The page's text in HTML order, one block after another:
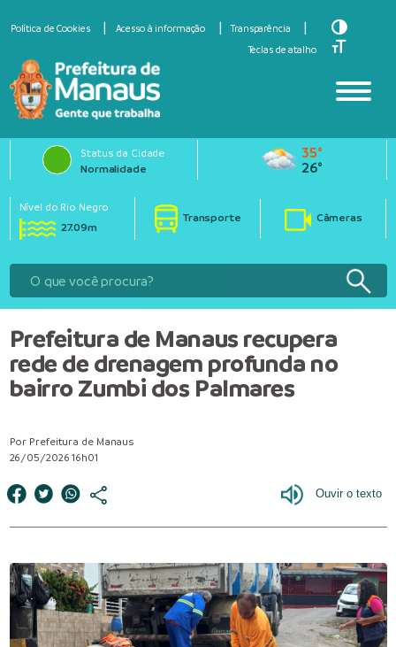
Política de Cookies Acesso à informação
Transparência
Teclas de atalho
Toggle
Toggle
Status da Cidade
Normalidade
35°
26°
Nível do Rio Negro
27.09m
Transporte Câmeras
Prefeitura de Manaus recupera
rede de drenagem profunda no
bairro Zumbi dos Palmares
Por Prefeitura de Manaus
26/05/2026 16h01